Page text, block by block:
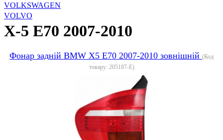
VOLKSWAGEN
VOLVO
X-5 E70 2007-2010
Фонар задній BMW X5 E70 2007-2010 зовнішній (Код
товару: 205187-E)